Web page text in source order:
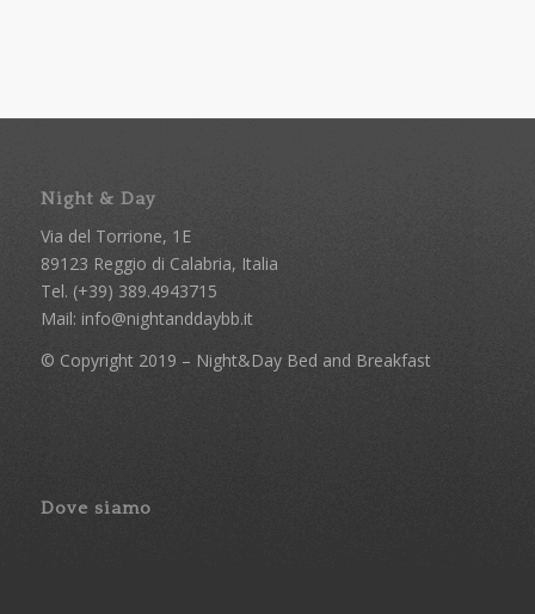
Night & Day
Via del Torrione, 1E
89123 Reggio di Calabria, Italia
Tel. (+39) 389.4943715
Mail: info@nightanddaybb.it
© Copyright 2019 – Night&Day Bed and Breakfast
Dove siamo